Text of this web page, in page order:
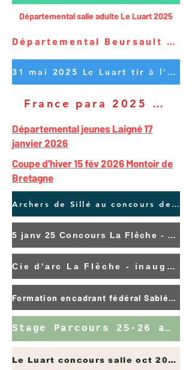
Départemental salle adulte Le Luart 2025
Départemental Beursault La Flèche Sept 2025
31 mai 2025 Le Luart tir à l'oiseau
France para 2025 à Richelieu
Départemental jeunes Laigné 17
janvier 2026
Coupe d'hiver 15 fév 2026 Montoir de
Bretagne
Archers de Sillé au concours de Sablé Janv 25
5 janv 25 Concours La Flèche - Les podiums
Cie d'arc La Flèche - inauguration bannière
Formation encadrant fédéral Sablé 5 oct 25
Stage Parcours 25-26 avril 2026
Le Luart concours salle oct 2025